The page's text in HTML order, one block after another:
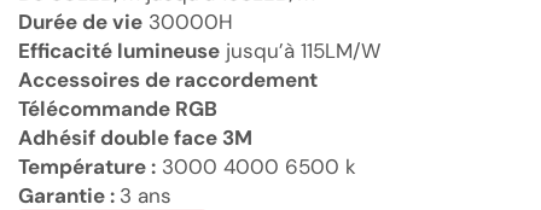
Durée de vie 30000H
Efficacité lumineuse jusqu’à 115LM/W
Accessoires de raccordement
Télécommande RGB
Adhésif double face 3M
Température : 3000 4000 6500 k
Garantie : 3 ans